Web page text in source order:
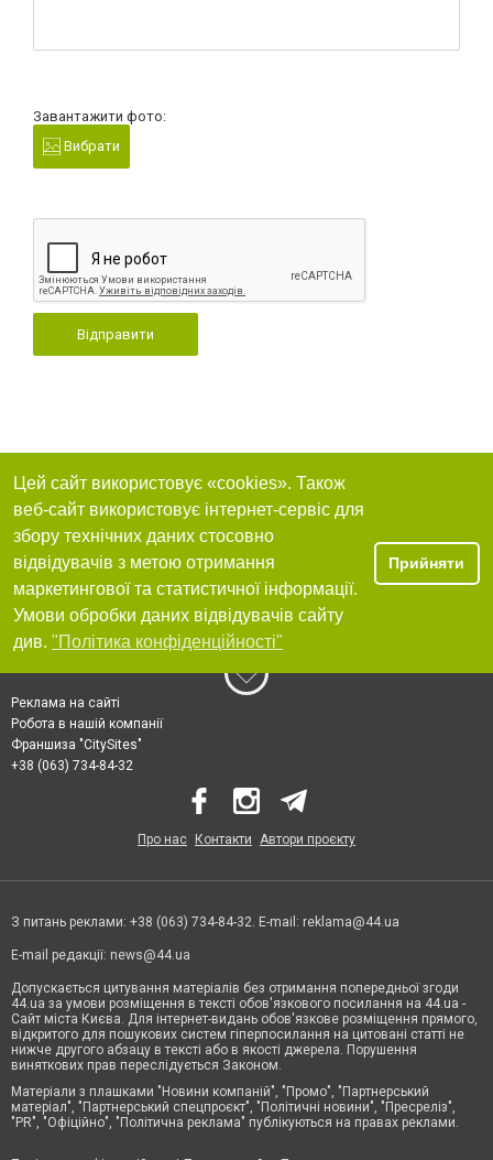
Завантажити фото:
Вибрати
Відправити
Цей сайт використовує «cookies». Також
веб-сайт використовує інтернет-сервіс для
збору технічних даних стосовно
відвідувачів з метою отримання
маркетингової та статистичної інформації.
Умови обробки даних відвідувачів сайту
див. "Політика конфіденційності"
Прийняти
Реклама на сайті
Робота в нашій компанії
Франшиза "CitySites"
+38 (063) 734-84-32
Про нас Контакти Автори проєкту
З питань реклами: +38 (063) 734-84-32. E-mail: reklama@44.ua
E-mail редакції: news@44.ua
Допускається цитування матеріалів без отримання попередньої згоди
44.ua за умови розміщення в тексті обов'язкового посилання на 44.ua -
Сайт міста Києва. Для інтернет-видань обов'язкове розміщення прямого,
відкритого для пошукових систем гіперпосилання на цитовані статті не
нижче другого абзацу в тексті або в якості джерела. Порушення
виняткових прав переслідується Законом.
Матеріали з плашками "Новини компаній", "Промо", "Партнерський
матеріал", "Партнерський спецпроєкт", "Політичні новини", "Пресреліз",
"PR", "Офіційно", "Політична реклама" публікуються на правах реклами.